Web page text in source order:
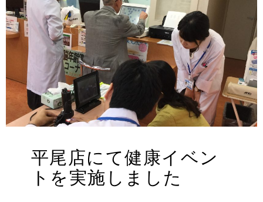
平尾店にて健康イベン
トを実施しました